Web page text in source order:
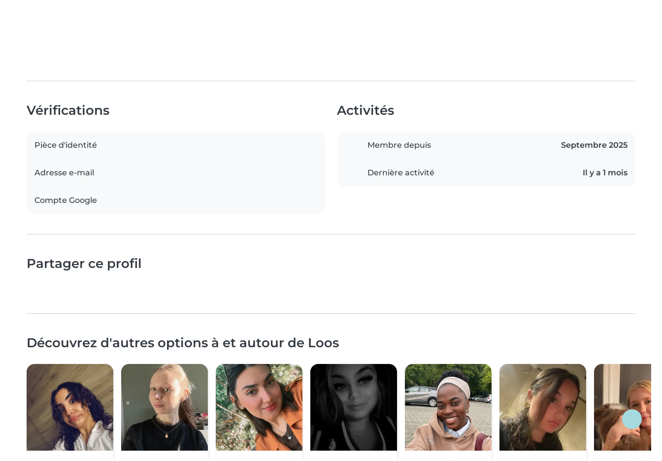
Vérifications
Pièce d'identité
Adresse e-mail
Compte Google
Activités
Membre depuis Septembre 2025
Dernière activité Il y a 1 mois
Partager ce profil
Découvrez d'autres options à et autour de Loos